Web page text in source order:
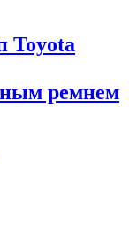
Toyota
ремнем